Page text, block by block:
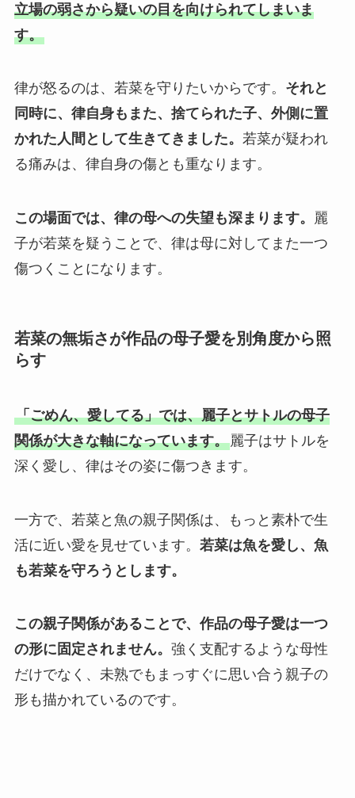
立場の弱さから疑いの目を向けられてしまいま
す。
律が怒るのは、若菜を守りたいからです。 それと
同時に、律自身もまた、捨てられた子、外側に置
かれた人間として生きてきました。 若菜が疑われ
る痛みは、律自身の傷とも重なります。
この場面では、律の母への失望も深まります。
麗
子が若菜を疑うことで、律は母に対してまた一つ
傷つくことになります。
若菜の無垢さが作品の母子愛を別角度から照
らす
「ごめん、愛してる」では、麗子とサトルの母子
関係が大きな軸になっています。麗子はサトルを
深く愛し、律はその姿に傷つきます。
一方で、若菜と魚の親子関係は、もっと素朴で生
活に近い愛を見せています。 若菜は魚を愛し、魚
も若菜を守ろうとします。
この親子関係があることで、作品の母子愛は一つ
の形に固定されません。 強く支配するような母性
だけでなく、未熟でもまっすぐに思い合う親子の
形も描かれているのです。